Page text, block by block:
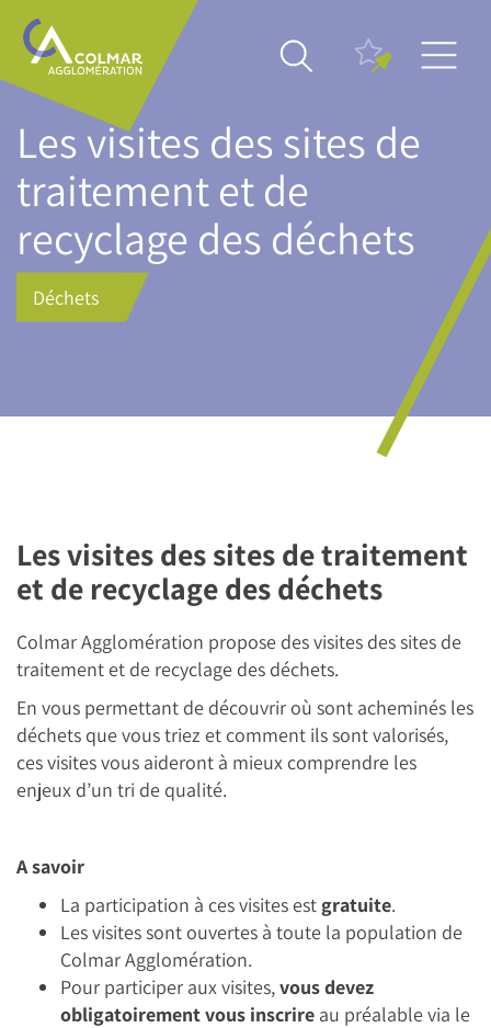
Aller
contenu
principal
Main
navigation
Les visites des sites de
traitement et de
recyclage des déchets
Déchets
Les visites des sites de traitement
et de recyclage des déchets
Colmar Agglomération propose des visites des sites de
traitement et de recyclage des déchets.
En vous permettant de découvrir où sont acheminés les
déchets que vous triez et comment ils sont valorisés,
ces visites vous aideront à mieux comprendre les
enjeux d’un tri de qualité.
A savoir
La participation à ces visites est gratuite.
Les visites sont ouvertes à toute la population de
Colmar Agglomération.
Pour participer aux visites,vous devez
obligatoirement vous inscrire au préalable via le